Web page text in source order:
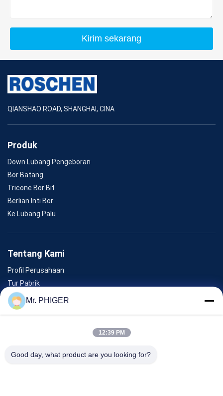
Kirim sekarang
QIANSHAO ROAD, SHANGHAI, CINA
Produk
Down Lubang Pengeboran
Bor Batang
Tricone Bor Bit
Berlian Inti Bor
Ke Lubang Palu
Tentang Kami
Profil Perusahaan
Tur Pabrik
Kontrol Kualitas
Sitemap
Mr. PHIGER
12:39 PM
Good day, what product are you looking for?